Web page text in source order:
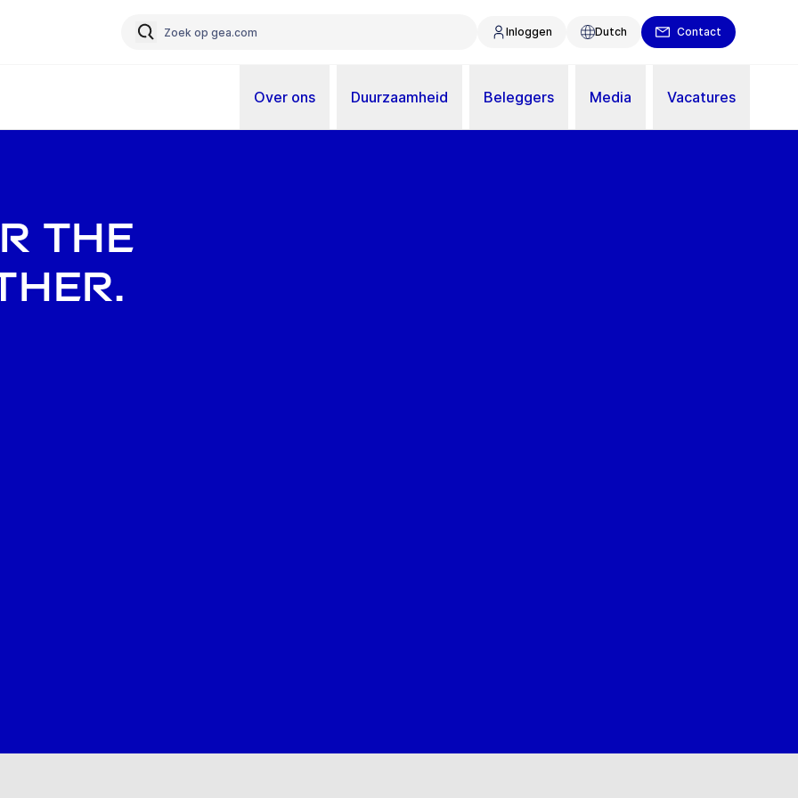
Inloggen Dutch Contact
Over ons Duurzaamheid Beleggers Media Vacatures
the